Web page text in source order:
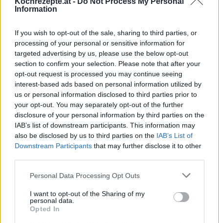
Information
If you wish to opt-out of the sale, sharing to third parties, or
processing of your personal or sensitive information for
targeted advertising by us, please use the below opt-out
section to confirm your selection. Please note that after your
opt-out request is processed you may continue seeing
interest-based ads based on personal information utilized by
us or personal information disclosed to third parties prior to
your opt-out. You may separately opt-out of the further
disclosure of your personal information by third parties on the
IAB’s list of downstream participants. This information may
also be disclosed by us to third parties on the IAB’s List of
Downstream Participants that may further disclose it to other
Personal Data Processing Opt Outs
I want to opt-out of the Sharing of my
personal data.
Opted In
Leicht
Spaghetti Carbonara
Leicht
Thunfischspaghetti
Leicht
Spaghetti mit Tofu
Leicht
Spaghetti mit Miesmuscheln